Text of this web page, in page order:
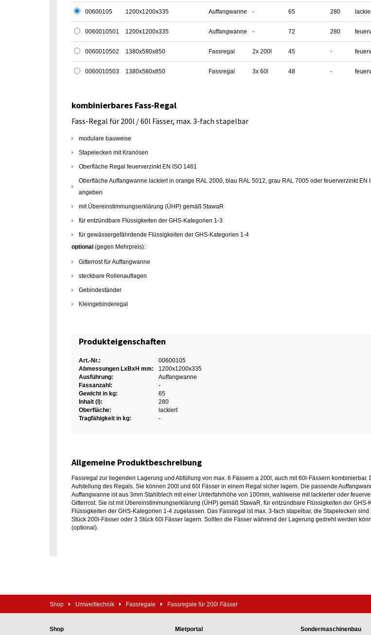
00600105 1200x1200x335 Auffangwanne - 65 280
0060010501 1200x1200x335 Auffangwanne - 72 280
0060010502 1380x580x850 Fassregal 2x 200l 45 -
0060010503 1380x580x850 Fassregal 3x 60l 48 -
kombinierbares Fass-Regal
Fass-Regal für 200l / 60l Fässer, max. 3-fach stapelbar
modulare bauweise
Stapelecken mit Kranösen
Oberfläche Regal feuerverzinkt EN ISO 1461
Oberfläche Auffangwanne lackiert in orange RAL 2000, blau RAL 5012, grau RAL 7005 oder feuerverzinkt EN
angeben
mit Übereinstimmungserklärung (ÜHP) gemäß StawaR
für entzündbare Flüssigkeiten der GHS-Kategorien 1-3
für gewässergefährdende Flüssigkeiten der GHS-Kategorien 1-4
optional (gegen Mehrpreis):
Gitterrost für Auffangwanne
steckbare Rollenauflagen
Gebindeständer
Kleingebinderegal
Produkteigenschaften
Art.-Nr.:
00600105
Abmessungen LxBxH mm:
1200x1200x335
Ausführung:
Auffangwanne
Fassanzahl:
-
Gewicht in kg:
65
Inhalt (l):
280
Oberfläche:
lackiert
Tragfähigkeit in kg:
-
Allgemeine Produktbeschreibung
Fassregal zur liegenden Lagerung und Abfüllung von max. 6 Fässern a 200l, auch mit 60l-Fässern
Aufstellung des Regals. Sie können 200l und 60l Fässer in einem Regal sicher lagern. Die passende
Auffangwanne ist aus 3mm Stahlblech mit einer Unterfahrhöhe von 100mm, wahlweise mit lackierter oder
Gitterrost. Sie ist mit Übereinstimmungserklärung (ÜHP) gemäß StawaR, für entzündbare Flüssigkeiten der
Flüssigkeiten der GHS-Kategorien 1-4 zugelassen. Das Fassregal ist max. 3-fach stapelbar, die Stapelecken
Stück 200l-Fässer oder 3 Stück 60l Fässer lagern. Sollten die Fässer während der Lagerung gedreht werden
(optional).
Shop Umwelttechnik Fassregale Fassregale für 200l Fässer
Shop Mietportal Sondermaschinenbau